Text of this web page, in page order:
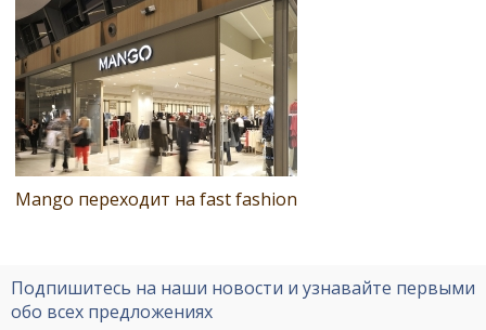
Mango переходит на fast fashion
Подпишитесь на наши новости и узнавайте первыми
обо всех предложениях